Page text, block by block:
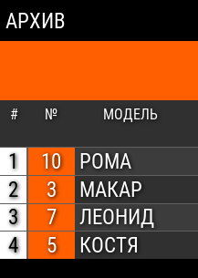
АРХИВ
# № МОДЕЛЬ
1 10 РОМА
2
3 МАКАР
3
7 ЛЕОНИД
4
5 КОСТЯ